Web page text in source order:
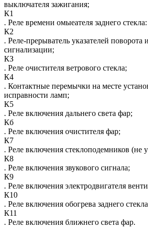
выключателя зажигания;
К1
. Реле времени омыеателя заднего стекла:
К2
. Реле-прерыватель указателей поворота
сигнализации;
КЗ
. Реле очистителя ветрового стекла;
К4
. Контактные перемычки на месте
исправности ламп;
К5
. Реле включения дальнего света фар;
Кб
. Реле включения очистителя фар;
К7
. Реле включения стеклоподемников (не
К8
. Реле включения звукового сигнала;
К9
. Реле включения электродвигателя
К10
. Реле включения обогрева заднего
К11
. Реле включения ближнего света фар.